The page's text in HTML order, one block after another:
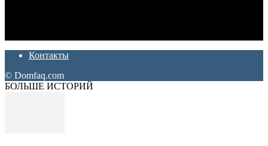
Контакты
© Domfaq.com
БОЛЬШЕ ИСТОРИЙ